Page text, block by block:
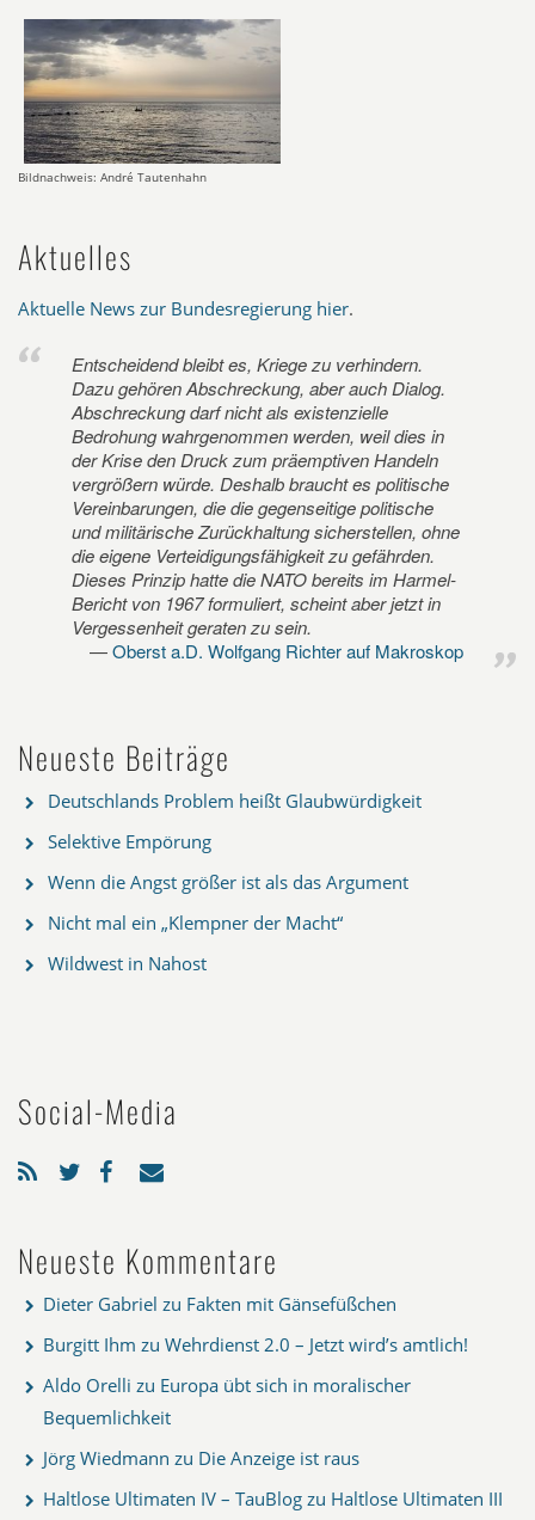
Bildnachweis: André Tautenhahn
Aktuelles
Aktuelle News zur Bundesregierung hier.
Entscheidend bleibt es, Kriege zu verhindern.
Dazu gehören Abschreckung, aber auch Dialog.
Abschreckung darf nicht als existenzielle
Bedrohung wahrgenommen werden, weil dies in
der Krise den Druck zum präemptiven Handeln
vergrößern würde. Deshalb braucht es politische
Vereinbarungen, die die gegenseitige politische
und militärische Zurückhaltung sicherstellen, ohne
die eigene Verteidigungsfähigkeit zu gefährden.
Dieses Prinzip hatte die NATO bereits im Harmel-
Bericht von 1967 formuliert, scheint aber jetzt in
Vergessenheit geraten zu sein.
Oberst a.D. Wolfgang Richter auf Makroskop
Neueste Beiträge
Deutschlands Problem heißt Glaubwürdigkeit
Selektive Empörung
Wenn die Angst größer ist als das Argument
Nicht mal ein „Klempner der Macht“
Wildwest in Nahost
Social-Media
Neueste Kommentare
Dieter Gabriel zu Fakten mit Gänsefüßchen
Burgitt Ihm zu Wehrdienst 2.0 – Jetzt wird’s amtlich!
Aldo Orelli zu Europa übt sich in moralischer
Bequemlichkeit
Jörg Wiedmann zu Die Anzeige ist raus
Haltlose Ultimaten IV – TauBlog zu Haltlose Ultimaten III